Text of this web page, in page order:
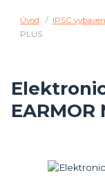
Úvod IPSC
PLUS
EARMOR